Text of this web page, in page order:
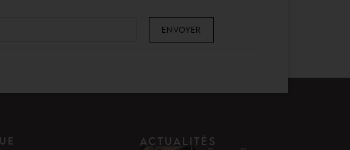
Actualités